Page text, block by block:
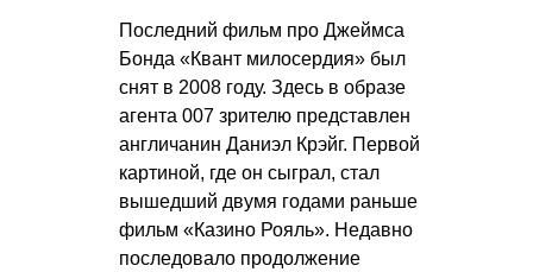
Последний фильм про Джеймса
Бонда «Квант милосердия» был
снят в 2008 году. Здесь в образе
агента 007 зрителю представлен
англичанин Даниэл Крэйг. Первой
картиной, где он сыграл, стал
вышедший двумя годами раньше
фильм «Казино Рояль». Недавно
последовало продолжение